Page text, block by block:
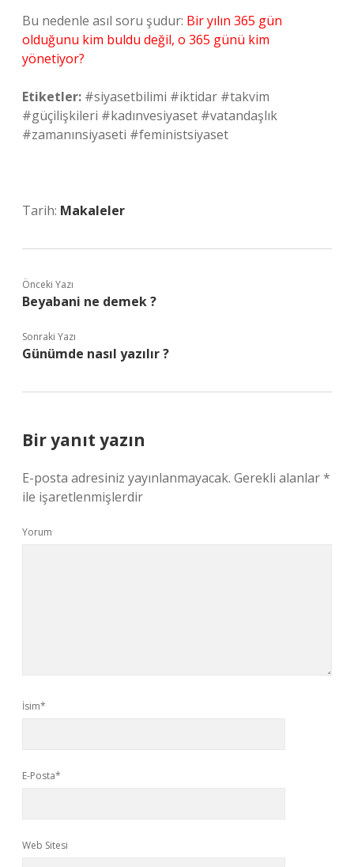
Bu nedenle asıl soru şudur: Bir yılın 365 gün
olduğunu kim buldu değil, o 365 günü kim
yönetiyor?
Etiketler: #siyasetbilimi #iktidar #takvim
#güçilişkileri #kadınvesiyaset #vatandaşlık
#zamanınsiyaseti #feministsiyaset
Tarih: Makaleler
Önceki Yazı
Beyabani ne demek ?
Sonraki Yazı
Günümde nasıl yazılır ?
Bir yanıt yazın
E-posta adresiniz yayınlanmayacak. Gerekli alanlar*
ile işaretlenmişlerdir
Yorum
İsim*
E-Posta*
Web Sitesi